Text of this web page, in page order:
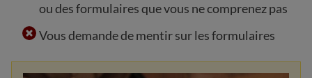
ou des formulaires que vous ne comprenez pas
Vous demande de mentir sur les formulaires